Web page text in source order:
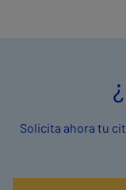
Solicita ahora tu